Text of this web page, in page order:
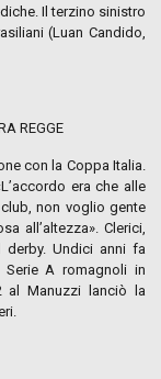
Il terzino sinistro
(Luan Candido,
REGGE
con la Coppa Italia.
era che alle
non voglio gente
all’altezza». Clerici,
derby. Undici anni fa
Serie A romagnoli in
al Manuzzi lanciò la